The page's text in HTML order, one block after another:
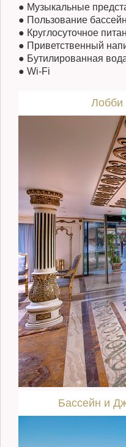
● Музыкальные
● Пользование
● Круглосуточное
● Приветственный
● Бутилированная
● Wi-Fi
Лобби
Бассейн и